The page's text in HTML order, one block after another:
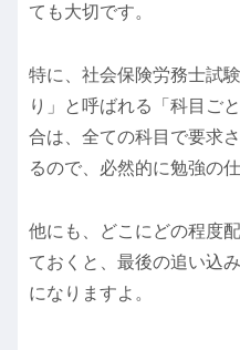
ても大切です。
特に、社会保険労務士試
り」と呼ばれる「科目ご
合は、全ての科目で要求
るので、必然的に勉強の
他にも、どこにどの程度
ておくと、最後の追い込
になりますよ。